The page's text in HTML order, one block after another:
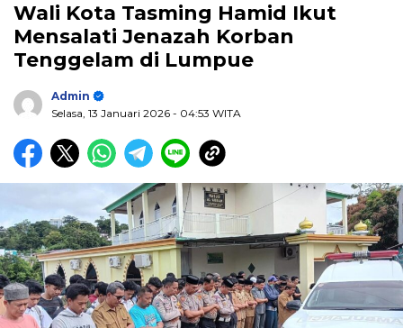
Wali Kota Tasming Hamid Ikut
Mensalati Jenazah Korban
Tenggelam di Lumpue
Admin
Selasa, 13 Januari 2026 - 04:53 WITA